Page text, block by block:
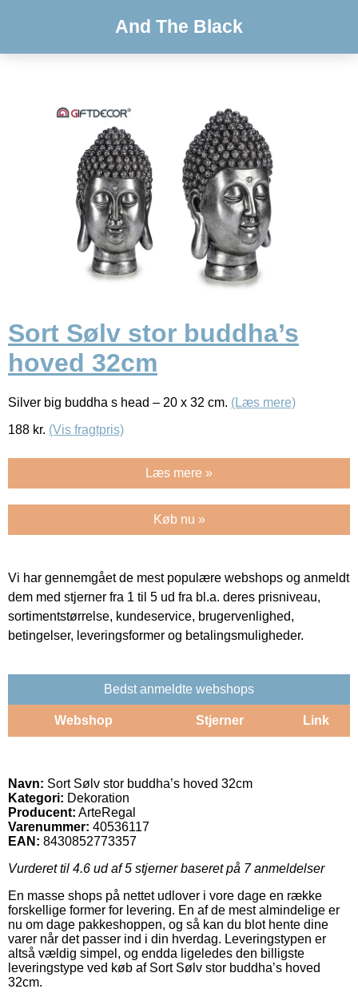
And The Black
Sort Sølv stor buddha’s
hoved 32cm
Silver big buddha s head – 20 x 32 cm. (Læs mere)
188 kr. (Vis fragtpris)
Læs mere »
Køb nu »
Vi har gennemgået de mest populære webshops og anmeldt
dem med stjerner fra 1 til 5 ud fra bl.a. deres prisniveau,
sortimentstørrelse, kundeservice, brugervenlighed,
betingelser, leveringsformer og betalingsmuligheder.
Bedst anmeldte webshops
Webshop Stjerner Link
Navn: Sort Sølv stor buddha’s hoved 32cm
Kategori: Dekoration
Producent: ArteRegal
Varenummer: 40536117
EAN: 8430852773357
Vurderet til 4.6 ud af 5 stjerner baseret på 7anmeldelser
En masse shops på nettet udlover i vore dage en række
forskellige former for levering. En af de mest almindelige er
nu om dage pakkeshoppen, og så kan du blot hente dine
varer når det passer ind i din hverdag. Leveringstypen er
altså vældig simpel, og endda ligeledes den billigste
leveringstype ved køb af Sort Sølv stor buddha’s hoved
32cm.